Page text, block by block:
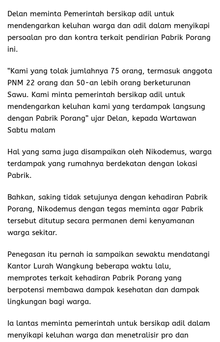
Delan meminta Pemerintah bersikap adil untuk
mendengarkan keluhan warga dan adil dalam menyikapi
persoalan pro dan kontra terkait pendirian Pabrik Porang
ini.
“Kami yang tolak jumlahnya 75 orang, termasuk anggota
PNM 22 orang dan 50-an lebih orang berketurunan
Sawu. Kami minta pemerintah bersikap adil untuk
mendengarkan keluhan kami yang terdampak langsung
dengan Pabrik Porang” ujar Delan, kepada Wartawan
Sabtu malam
Hal yang sama juga disampaikan oleh Nikodemus, warga
terdampak yang rumahnya berdekatan dengan lokasi
Pabrik.
Bahkan, saking tidak setujunya dengan kehadiran Pabrik
Porang, Nikodemus dengan tegas meminta agar Pabrik
tersebut ditutup secara permanen demi kenyamanan
warga sekitar.
Penegasan itu pernah ia sampaikan sewaktu mendatangi
Kantor Lurah Wangkung beberapa waktu lalu,
memprotes terkait kehadiran Pabrik Porang yang
berpotensi membawa dampak kesehatan dan dampak
lingkungan bagi warga.
Ia lantas meminta pemerintah untuk bersikap adil dalam
menyikapi keluhan warga dan menetralisir pro dan